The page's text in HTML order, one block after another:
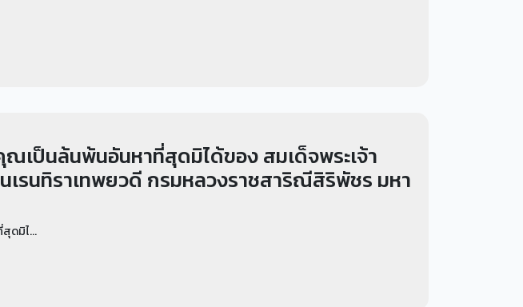
เป็นล้นพ้นอันหาที่สุดมิได้ของ สมเด็จพระเจ้า
เรนทิราเทพยวดี กรมหลวงราชสาริณีสิริพัชร มหา
ดมิไ...